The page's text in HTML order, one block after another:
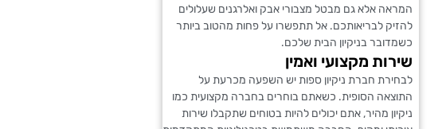
המראה אלא גם מבטל מצבורי אבק ואלרגנים שעלולים
להזיק לבריאותכם. אל תתפשרו על פחות מהטוב ביותר
כשמדובר בניקיון הבית שלכם.
שירות מקצועי ואמין
לבחירת חברת ניקיון ספות יש השפעה מכרעת על
התוצאה הסופית. כשאתם בוחרים בחברה מקצועית כמו
ניקיון מהיר, אתם יכולים להיות בטוחים שתקבלו שירות